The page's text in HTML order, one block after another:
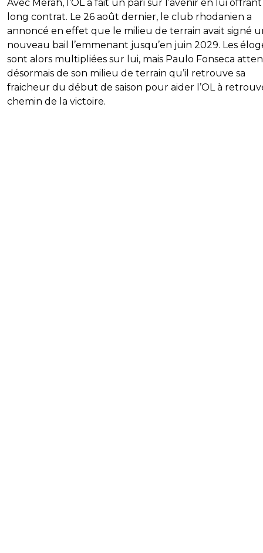
Avec Merah, l’OL a fait un pari sur l’avenir en lui
long contrat. Le 26 août dernier, le club rhodanien a
annoncé en effet que le milieu de terrain avait signé
nouveau bail l’emmenant jusqu’en juin 2029. Les
sont alors multipliées sur lui, mais Paulo Fonseca
désormais de son milieu de terrain qu’il retrouve sa
fraicheur du début de saison pour aider l’OL à
chemin de la victoire.